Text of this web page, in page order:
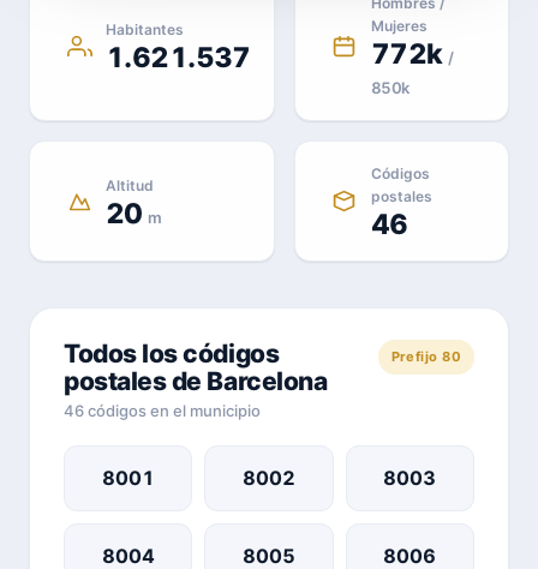
Habitantes
1.621.537
Mujeres
772k /
850k
Altitud
20 m
Códigos
postales
46
Todos los códigos
postales de Barcelona
46 códigos en el municipio
Prefijo 80
8001 8002 8003
8004 8005 8006